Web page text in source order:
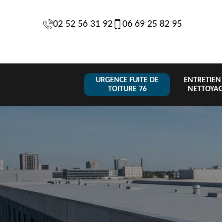
02 52 56 31 92 06 69 25 82 95
URGENCE FUITE DE
TOITURE 76
Réparation de
toiture 76
Urgence fuite
de toiture 76
de
tuile 76